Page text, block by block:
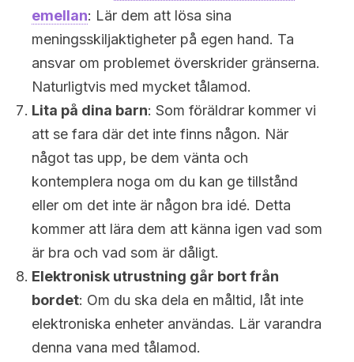
emellan: Lär dem att lösa sina
meningsskiljaktigheter på egen hand. Ta
ansvar om problemet överskrider gränserna.
Naturligtvis med mycket tålamod.
Lita på dina barn: Som föräldrar kommer vi
att se fara där det inte finns någon. När
något tas upp, be dem vänta och
kontemplera noga om du kan ge tillstånd
eller om det inte är någon bra idé. Detta
kommer att lära dem att känna igen vad som
är bra och vad som är dåligt.
Elektronisk utrustning går bort från
bordet: Om du ska dela en måltid, låt inte
elektroniska enheter användas. Lär varandra
denna vana med tålamod.